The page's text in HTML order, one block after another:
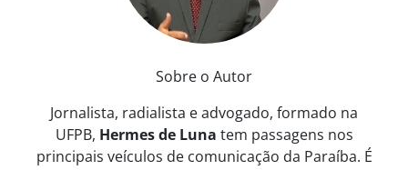
Sobre o Autor
Jornalista, radialista e advogado, formado na
UFPB, Hermes de Luna tem passagens nos
principais veículos de comunicação da Paraíba. É